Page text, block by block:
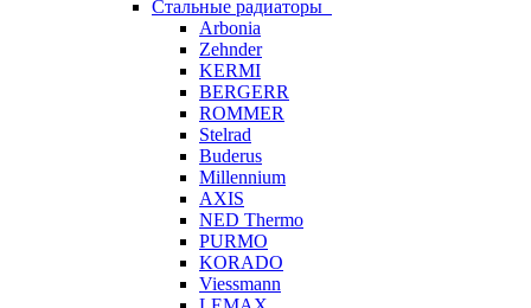
Стальные радиаторы
Arbonia
Zehnder
KERMI
BERGERR
ROMMER
Stelrad
Buderus
Millennium
AXIS
NED Thermo
PURMO
KORADO
Viessmann